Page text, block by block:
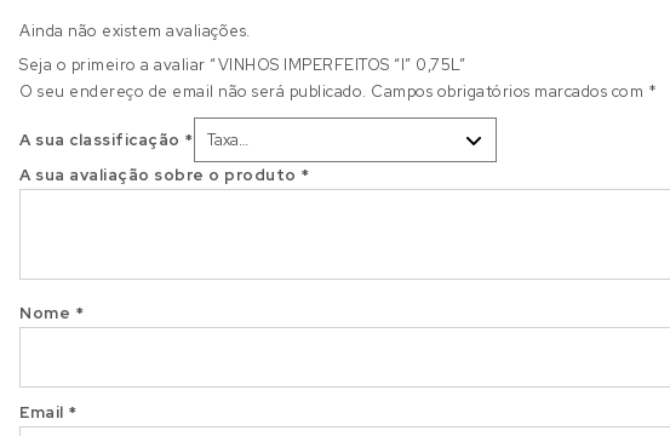
Ainda não existem avaliações.
Seja o primeiro a avaliar “VINHOS IMPERFEITOS “I” 0,75L”
O seu endereço de email não será publicado. Campos obrigatórios marcados com *
A sua classificação *
A sua avaliação sobre o produto *
Nome *
Email *